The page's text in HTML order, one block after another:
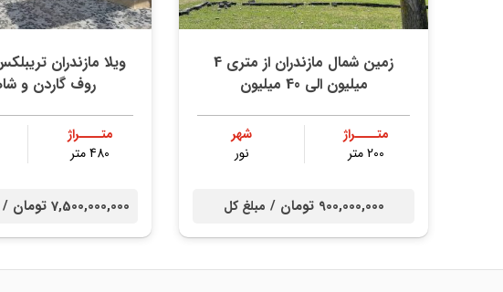
زمین شمال مازندران از متری 4
میلیون الی 40 میلیون
متــــراژ
200 متر
شهر
نور
900,000,000 تومان / مبلغ کل
روف گاردن و
متــــراژ
480 متر
7,500,000,000 تومان /